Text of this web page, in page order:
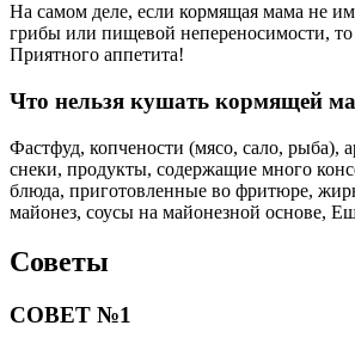
На самом деле, если кормящая мама не
грибы или пищевой непереносимости,
Приятного аппетита!
Что нельзя кушать кормящей
Фастфуд, копчености (мясо, сало, рыба),
снеки, продукты, содержащие много
блюда, приготовленные во фритюре,
майонез, соусы на майонезной основе,
Советы
СОВЕТ №1